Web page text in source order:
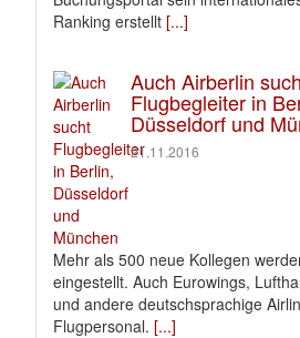
Ranking erstellt [...]
Auch Airberlin
Flugbegleiter in
Düsseldorf und
21.11.2016
Mehr als 500 neue Kollegen
eingestellt. Auch Eurowings,
und andere deutschsprachige
Flugpersonal. [...]